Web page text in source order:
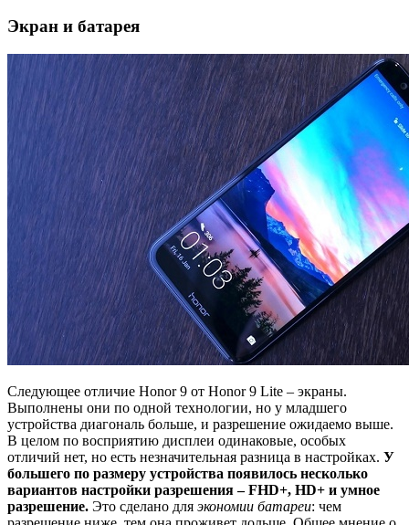
Экран и батарея
Следующее отличие Honor 9 от Honor 9 Lite – экраны.
Выполнены они по одной технологии, но у младшего
устройства диагональ больше, и разрешение ожидаемо выше.
В целом по восприятию дисплеи одинаковые, особых
отличий нет, но есть незначительная разница в настройках. У
большего по размеру устройства появилось несколько
вариантов настройки разрешения – FHD+, HD+ и умное
разрешение. Это сделано для экономии батареи: чем